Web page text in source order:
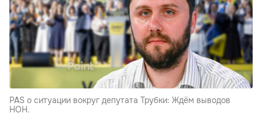
PAS о ситуации вокруг депутата Трубки: Ждём выводов
НОН.